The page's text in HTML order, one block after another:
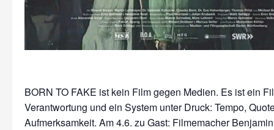
BORN TO FAKE ist kein Film gegen Medien. Es ist ein
Verantwortung und ein System unter Druck: Tempo,
Aufmerksamkeit. Am 4.6. zu Gast: Filmemacher